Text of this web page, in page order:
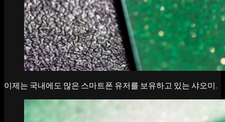
이제는 국내에도 많은 스마트폰 유저를 보유하고 있는 샤오미.